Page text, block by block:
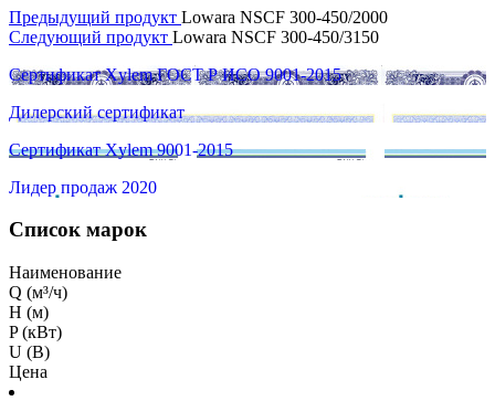
Предыдущий продукт Lowara NSCF 300-450/2000
Следующий продукт Lowara NSCF 300-450/3150
Сертификат Xylem ГОСТ Р ИСО 9001-2015
Дилерский сертификат
Сертификат Xylem 9001-2015
Лидер продаж 2020
Список марок
Наименование
Q (м³/ч)
H (м)
P (кВт)
U (В)
Цена